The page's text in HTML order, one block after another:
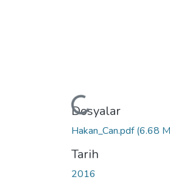
Yükleniyor...Dosyalar
Hakan_Can.pdf(6.68
Tarih
2016